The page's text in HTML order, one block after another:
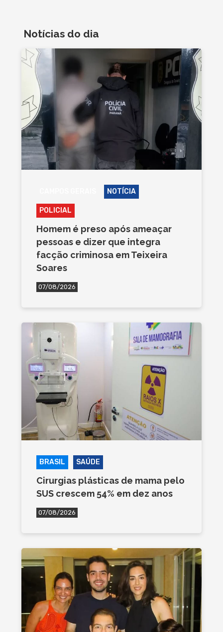
Notícias do dia
NOTÍCIA
POLICIAL
Homem é preso após ameaçar
pessoas e dizer que integra
facção criminosa em Teixeira
Soares
07/08/2026
BRASIL SAÚDE
Cirurgias plásticas de mama pelo
SUS crescem 54% em dez anos
07/08/2026